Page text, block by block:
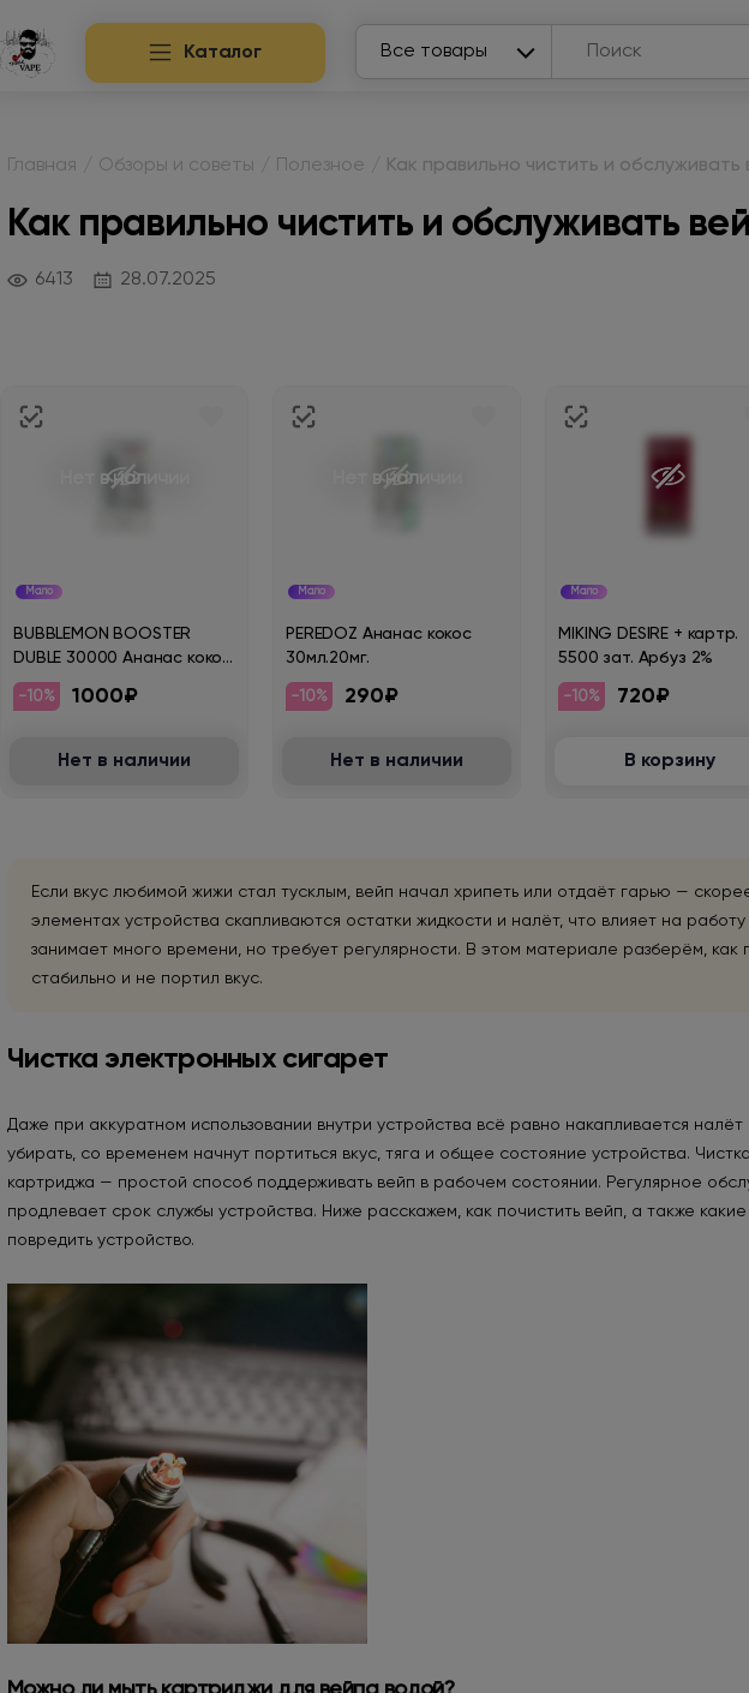
Каталог Все товары
Search
Главная Обзоры и советы Полезное Как правильно чистить и
Как правильно чистить и обслуживать
6413 28.07.2025
Мало
Нет в наличии
BUBBLEMON BOOSTER
DUBLE 30000 Ананас кокос
клюква виноград 2%
-10%
1000₽
Нет в наличии
Мало
Нет в наличии
PEREDOZ Ананас кокос
30мл.20мг.
-10% 290₽
Нет в наличии
Мало
MIKING DESIRE + картр.
5500 зат. Арбуз 2%
-10% 720₽
В корзину
Если вкус любимой жижи стал тусклым, вейп начал хрипеть или отдаёт гарью —
элементах устройства скапливаются остатки жидкости и налёт, что влияет на
занимает много времени, но требует регулярности. В этом материале разберём, как
стабильно и не портил вкус.
Чистка электронных сигарет
Даже при аккуратном использовании внутри устройства всё равно накапливается
убирать, со временем начнут портиться вкус, тяга и общее состояние устройства.
картриджа — простой способ поддерживать вейп в рабочем состоянии. Регулярное
продлевает срок службы устройства. Ниже расскажем, как почистить вейп, а также
повредить устройство.